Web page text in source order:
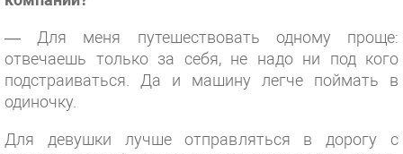
— Для меня путешествовать одному проще:
отвечаешь только за себя, не надо ни под кого
подстраиваться. Да и машину легче поймать в
одиночку.
Для девушки лучше отправляться в дорогу с